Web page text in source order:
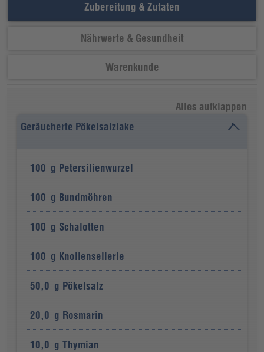
Zubereitung & Zutaten
Nährwerte & Gesundheit
Warenkunde
Alles aufklappen
Geräucherte Pökelsalzlake
100 g Petersilienwurzel
100 g Bundmöhren
100 g Schalotten
100 g Knollensellerie
50,0 g Pökelsalz
20,0 g Rosmarin
10,0 g Thymian